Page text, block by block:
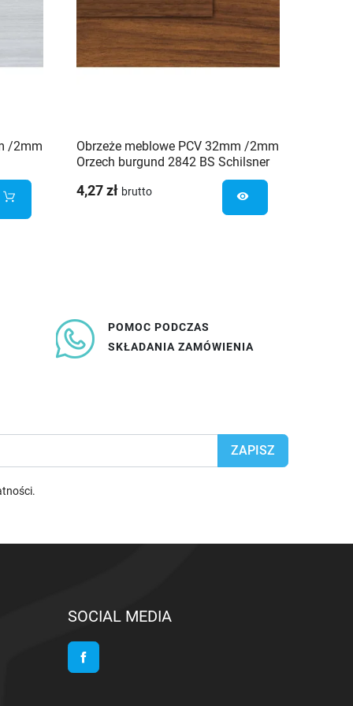
/2mm
Obrzeże meblowe PCV 32mm /2mm
Orzech burgund 2842 BS Schilsner
4,27 zł brutto visibility
POMOC PODCZAS
SKŁADANIA ZAMÓWIENIA
.
SOCIAL MEDIA
Facebook